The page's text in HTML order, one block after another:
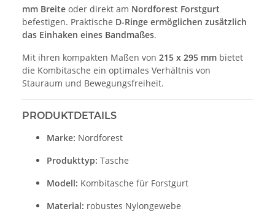
mm Breite oder direkt am Nordforest Forstgurt
befestigen. Praktische D-Ringe ermöglichen zusätzlich
das Einhaken eines Bandmaßes.
Mit ihren kompakten Maßen von 215 x 295 mm bietet
die Kombitasche ein optimales Verhältnis von
Stauraum und Bewegungsfreiheit.
PRODUKTDETAILS
Marke: Nordforest
Produkttyp: Tasche
Modell: Kombitasche für Forstgurt
Material: robustes Nylongewebe